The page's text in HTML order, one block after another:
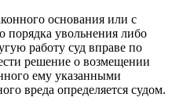
основания или с
порядка увольнения либо
работу суд вправе по
решение о возмещении
ему указанными
вреда определяется судом.